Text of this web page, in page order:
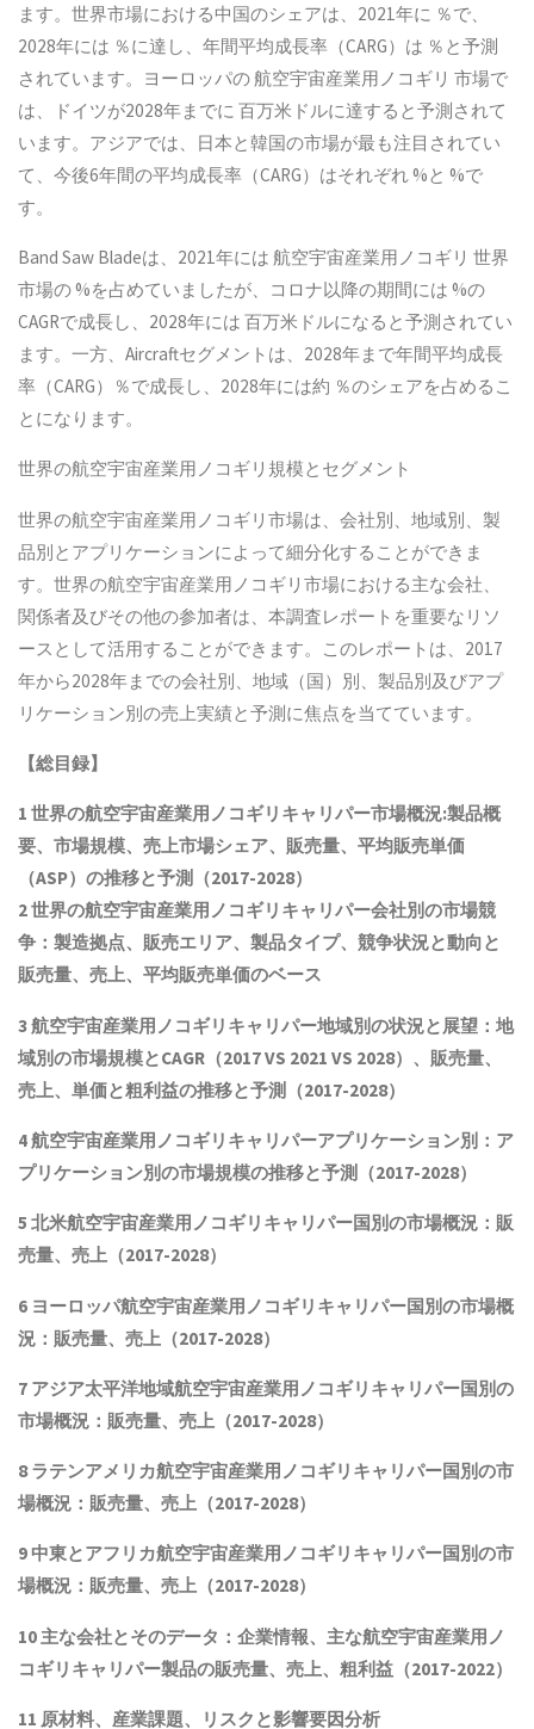
ます。世界市場における中国のシェアは、2021年に ％で、
2028年には ％に達し、年間平均成長率（CARG）は ％と予測
されています。ヨーロッパの 航空宇宙産業用ノコギリ 市場で
は、ドイツが2028年までに 百万米ドルに達すると予測されて
います。アジアでは、日本と韓国の市場が最も注目されてい
て、今後6年間の平均成長率（CARG）はそれぞれ %と %で
す。
Band Saw Bladeは、2021年には 航空宇宙産業用ノコギリ 世界
市場の %を占めていましたが、コロナ以降の期間には %の
CAGRで成長し、2028年には 百万米ドルになると予測されてい
ます。一方、Aircraftセグメントは、2028年まで年間平均成長
率（CARG）％で成長し、2028年には約 ％のシェアを占めるこ
とになります。
世界の航空宇宙産業用ノコギリ規模とセグメント
世界の航空宇宙産業用ノコギリ市場は、会社別、地域別、製
品別とアプリケーションによって細分化することができま
す。世界の航空宇宙産業用ノコギリ市場における主な会社、
関係者及びその他の参加者は、本調査レポートを重要なリソ
ースとして活用することができます。このレポートは、2017
年から2028年までの会社別、地域（国）別、製品別及びアプ
リケーション別の売上実績と予測に焦点を当てています。
【総目録】
1世界の航空宇宙産業用ノコギリキャリパー市場概況:製品概
要、市場規模、売上市場シェア、販売量、平均販売単価
（ASP）の推移と予測（2017-2028）
2世界の航空宇宙産業用ノコギリキャリパー会社別の市場競
争：製造拠点、販売エリア、製品タイプ、競争状況と動向と
販売量、売上、平均販売単価のベース
3航空宇宙産業用ノコギリキャリパー地域別の状況と展望：地
域別の市場規模とCAGR （2017 VS 2021 VS 2028）、販売量、
売上、単価と粗利益の推移と予測（2017-2028）
4航空宇宙産業用ノコギリキャリパーアプリケーション別：ア
プリケーション別の市場規模の推移と予測（2017-2028）
5北米航空宇宙産業用ノコギリキャリパー国別の市場概況：販
売量、売上（2017-2028）
6 ヨーロッパ航空宇宙産業用ノコギリキャリパー国別の市場概
況：販売量、売上（2017-2028）
7 アジア太平洋地域航空宇宙産業用ノコギリキャリパー国別の
市場概況：販売量、売上（2017-2028）
8ラテンアメリカ航空宇宙産業用ノコギリキャリパー国別の市
場概況：販売量、売上（2017-2028）
9中東とアフリカ航空宇宙産業用ノコギリキャリパー国別の市
場概況：販売量、売上（2017-2028）
10 主な会社とそのデータ：企業情報、主な航空宇宙産業用ノ
コギリキャリパー製品の販売量、売上、粗利益（2017-2022）
11 原材料、産業課題、リスクと影響要因分析